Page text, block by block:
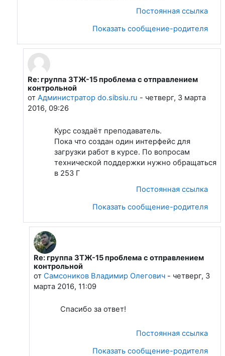
Постоянная ссылка
Показать сообщение-родителя
В ответ на Самсоников Владимир Олегович
Re: группа ЗТЖ-15 проблема с отправлением
контрольной
от Администратор do.sibsiu.ru - четверг, 3 марта
2016, 09:26
Курс создаёт преподаватель.
Пока что создан один интерфейс для
загрузки работ в курсе. По вопросам
технической поддержки нужно обращаться
в 253 Г
Постоянная ссылка
Показать сообщение-родителя
В ответ на Администратор do.sibsiu.ru
Re: группа ЗТЖ-15 проблема с отправлением
контрольной
от Самсоников Владимир Олегович- четверг, 3
марта 2016, 11:09
Спасибо за ответ!
Постоянная ссылка
Показать сообщение-родителя